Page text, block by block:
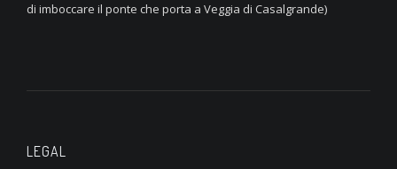
di imboccare il ponte che porta a Veggia di Casalgrande)
LEGAL